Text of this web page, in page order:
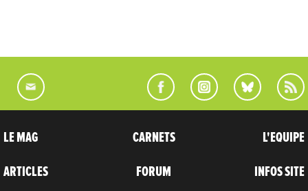
LE MAG
ARTICLES
CARNETS
FORUM
L'EQUIPE
INFOS SITE